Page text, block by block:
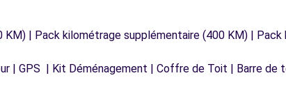
| Pack kilométrage supplémentaire (400 KM) |
| GPS | Kit Déménagement | Coffre de Toit | Barre